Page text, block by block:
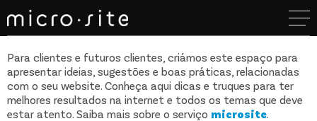
Para clientes e futuros clientes, criámos este espaço para
apresentar ideias, sugestões e boas práticas, relacionadas
com o seu website. Conheça aqui dicas e truques para ter
melhores resultados na internet e todos os temas que deve
estar atento. Saiba mais sobre o serviço microsite.